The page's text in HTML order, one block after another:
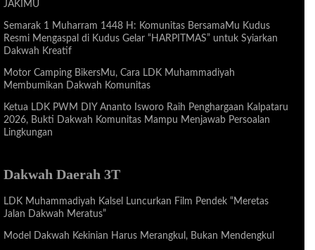
JAKIMU
Semarak 1 Muharram 1448 H: Komunitas BersamaMu Kudus
Resmi Mengaspal di Kudus Gelar “HARPITMAS” untuk Syiarkan
Dakwah Kreatif
Motor Camping BikersMu, Cara LDK Muhammadiyah
Membumikan Dakwah Komunitas
Ketua LDK PWM DIY Ananto Isworo Raih Penghargaan Kalpataru
2026, Bukti Dakwah Komunitas Mampu Menjawab Persoalan
Lingkungan
Dakwah Daerah 3T
LDK Muhammadiyah Kalsel Luncurkan Film Pendek “Meretas
Jalan Dakwah Meratus”
Model Dakwah Kekinian Harus Merangkul, Bukan Mendengkul